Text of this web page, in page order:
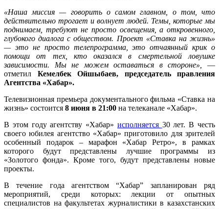
«Наша миссия — говорить о самом главном, о том, что
действительно трогает и волнует людей. Темы, которые мы
поднимаем, требуют не просто освещения, а откровенного,
глубокого диалога с обществом. Проект «Ставка на жизнь»
— это не просто телепрограмма, это отчаянный крик о
помощи от тех, кто оказался в смертельной ловушке
зависимости. Мы не можем оставаться в стороне»,
—
отметил Кемелбек Ойшыбаев, председатель правления
Агентства «Хабар».
Телевизионная премьера документального фильма «Ставка на
жизнь» состоится 8 июня в 21:00 на телеканале «Хабар».
В этом году агентству «Хабар» исполняется 30 лет. В честь
своего юбилея агентство «Хабар» приготовило для зрителей
особенный подарок – марафон «Хабар Ретро», в рамках
которого будут представлены лучшие программы из
«Золотого фонда». Кроме того, будут представлены новые
проекты.
В течение года агентством “Хабар” запланирован ряд
мероприятий, среди которых: лекции от опытных
специалистов на факультетах журналистики в казахстанских